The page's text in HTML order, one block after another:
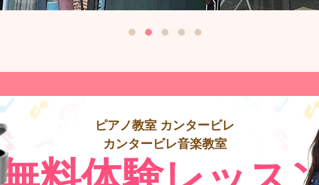
ピアノ教室 カンタービレ
カンタービレ音楽教室